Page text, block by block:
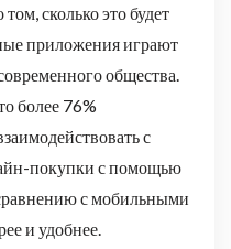
сколько это будет
приложения играют
общества.
более 76%
с
покупки с помощью
с мобильными
и удобнее.